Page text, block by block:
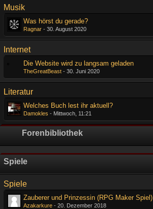
Musik
Was hörst du gerade?
Ragnar - 30. August 2020
Internet
Die Website wird zu langsam geladen
TheGreatBeast - 30. Juni 2020
Literatur
Welches Buch lest ihr aktuell?
Damokles - Mittwoch, 11:21
Forenbibliothek
Spiele
Spiele
Zauberer und Prinzessin (RPG Maker Spiel)
Azakarkure - 20. Dezember 2018